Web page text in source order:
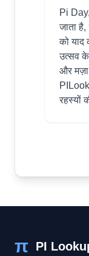
Pi
जाता
को याद
उत्सव के
और
रहस्यों
π PI